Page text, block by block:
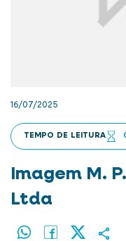
16/07/2025
TEMPO DE LEITURA
Imagem M.
Ltda